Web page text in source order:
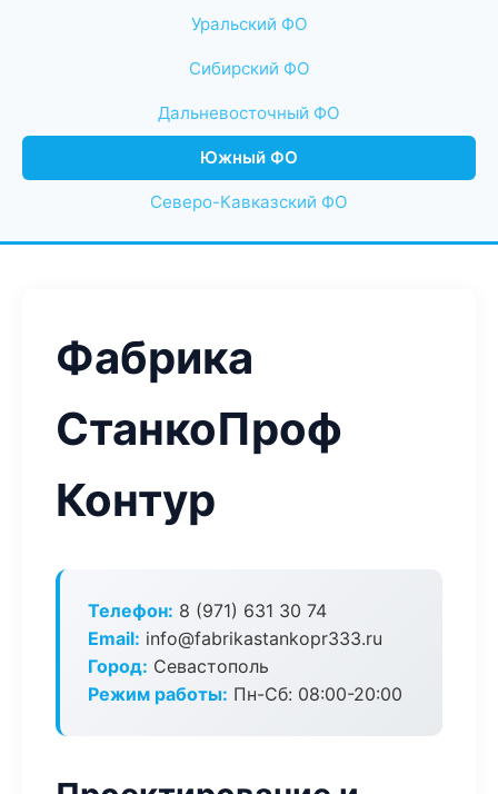
Уральский ФО
Сибирский ФО
Дальневосточный ФО
Южный ФО
Северо-Кавказский ФО
Фабрика
СтанкоПроф
Контур
Телефон: 8 (971) 631 30 74
Email: info@fabrikastankopr333.ru
Город: Севастополь
Режим работы: Пн-Сб: 08:00-20:00